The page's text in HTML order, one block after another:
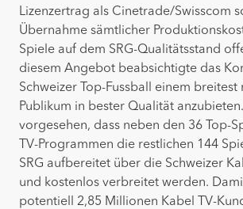
Lizenzertrag als Cinetrade/Swisscom
Übernahme sämtlicher
Spiele auf dem SRG-Qualitätsstand
diesem Angebot beabsichtigte das
Schweizer Top-Fussball einem
Publikum in bester Qualität
vorgesehen, dass neben den 36 Top-
TV-Programmen die restlichen 144
SRG aufbereitet über die Schweizer
und kostenlos verbreitet werden.
potentiell 2,85 Millionen Kabel TV-